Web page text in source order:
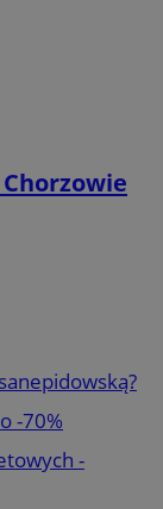
-70%
-